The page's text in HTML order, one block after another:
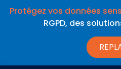
Protégez vos données
RGPD, des